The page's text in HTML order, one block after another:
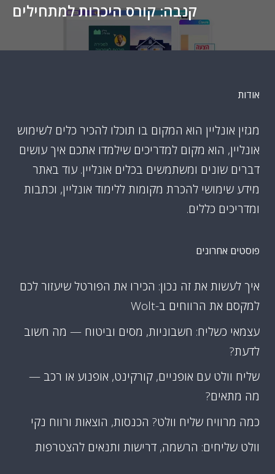
קנבה: קורס היכרות למתחילים
אודות
מגזין אונליין הוא המקום בו תוכלו להכיר כלים לשימוש
אונליין, הוא מקום למדריכים שילמדו אתכם איך עושים
דברים שונים ומשתמשים בכלים אונליין. עוד באתר
מידע שימושי להכרת מקומות ללימוד אונליין, וכתבות
ומדריכים כללים.
פוסטים אחרונים
איך לעשות את זה נכון: הכירו את הפורטל שיעזור לכם
למקסם את הרווחים ב-Wolt
עצמאי כשליח: חשבוניות, מסים וביטוח — מה חשוב
לדעת?
שליח וולט עם אופניים, קורקינט, אופנוע או רכב —
מה מתאים?
כמה מרוויח שליח וולט? הכנסות, הוצאות ורווח נקי
וולט שליחים: הרשמה, דרישות ותנאים להצטרפות